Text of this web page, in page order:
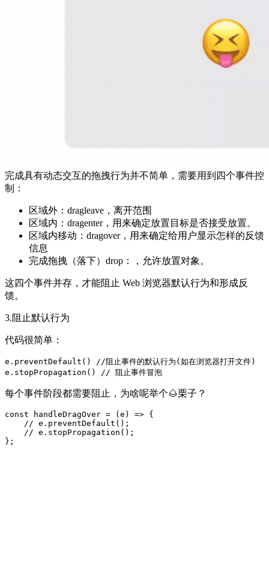
完成具有动态交互的拖拽行为并不简单，需要用到四个事件控
制：
区域外：dragleave，离开范围
区域内：dragenter，用来确定放置目标是否接受放置。
区域内移动：dragover，用来确定给用户显示怎样的反馈
信息
完成拖拽（落下）drop：，允许放置对象。
这四个事件并存，才能阻止 Web 浏览器默认行为和形成反
馈。
3.阻止默认行为
代码很简单：
e.preventDefault() //阻止事件的默认行为(如在浏览器打开文件)
e.stopPropagation() // 阻止事件冒泡
每个事件阶段都需要阻止，为啥呢举个🌰栗子？
const handleDragOver = (e) => {
    // e.preventDefault();
    // e.stopPropagation();
};